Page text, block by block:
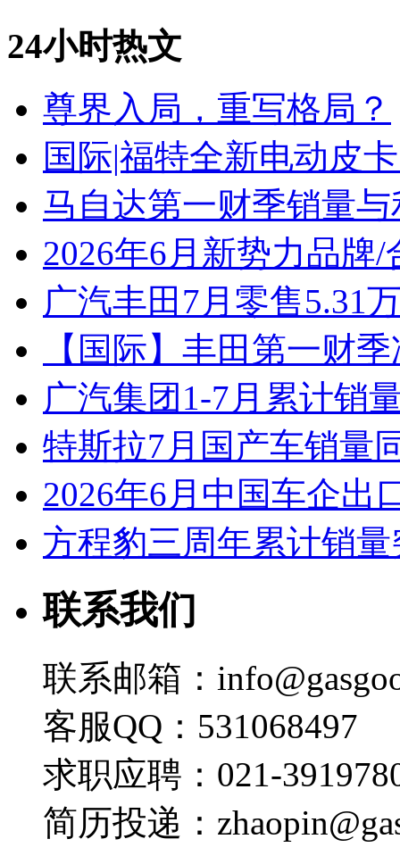
24小时热文
尊界入局，重写格局？
国际|福特全新电动皮
马自达第一财季销量
2026年6月新势力品牌
广汽丰田7月零售5.31
【国际】丰田第一财
广汽集团1-7月累计销
特斯拉7月国产车销量
2026年6月中国车企出
方程豹三周年累计销
联系我们
联系邮箱：
客服QQ：531068497
求职应聘：021-
简历投递：